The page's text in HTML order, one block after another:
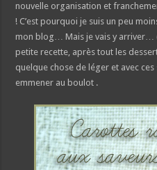
nouvelle organisation et
! C’est pourquoi je suis un peu
mon blog… Mais je vais y arriver…
petite recette, après tout les
quelque chose de léger et avec
emmener au boulot .